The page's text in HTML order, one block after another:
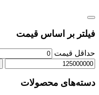
اساس قیمت
محصولات